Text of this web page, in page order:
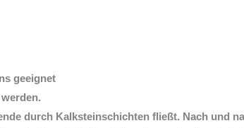
geeignet
durch Kalksteinschichten fließt. Nach und